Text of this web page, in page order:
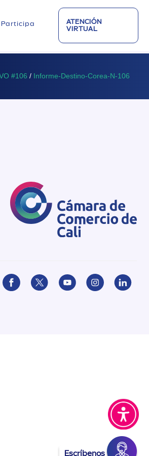
Participa
ATENCIÓN
VIRTUAL
#106 / Informe-Destino-Corea-N-106
Escríbenos